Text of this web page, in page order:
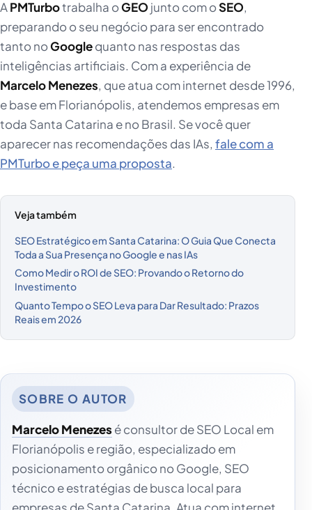
APMTurbotrabalha oGEO junto com oSEO,
preparando o seu negócio para ser encontrado
tanto noGooglequanto nas respostas das
inteligências artificiais. Com a experiência de
Marcelo Menezes, que atua com internet desde 1996,
e base em Florianópolis, atendemos empresas em
toda Santa Catarina e no Brasil. Se você quer
aparecer nas recomendações das IAs, fale com a
PMTurbo e peça uma proposta.
Veja também
SEO Estratégico em Santa Catarina: O Guia Que Conecta
Toda a Sua Presença no Google e nas IAs
Como Medir o ROI de SEO: Provando o Retorno do
Investimento
Quanto Tempo o SEO Leva para Dar Resultado: Prazos
Reais em 2026
Marcelo Menezesé consultor de SEO Local em
Florianópolis e região, especializado em
posicionamento orgânico no Google, SEO
técnico e estratégias de busca local para